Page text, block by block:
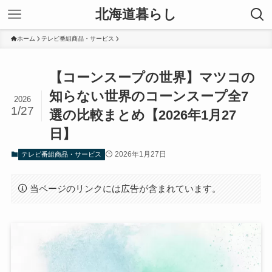
北海道暮らし
ホーム テレビ番組商品・サービス
【コーンスープの世界】マツコの
知らない世界のコーンスープ全7
選の比較まとめ【2026年1月27
日】
2026
1/27
テレビ番組商品・サービス 2026年1月27日
当ページのリンクには広告が含まれています。